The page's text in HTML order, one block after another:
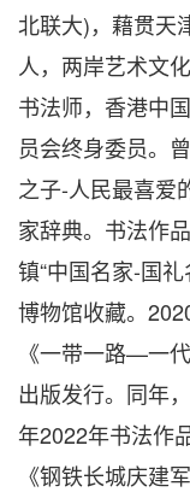
北联大)，藉贯天
人，两岸艺术文
书法师，香港中
员会终身委员。
之子-人民最喜爱
家辞典。书法作
镇“中国名家-国
博物馆收藏。
《一带一路—一
出版发行。同年
年2022年书法作
《钢铁长城庆建